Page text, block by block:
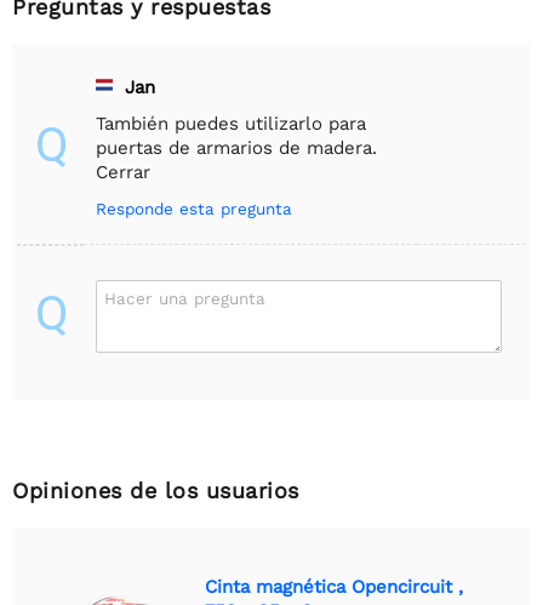
Preguntas y respuestas
Q
Jan
También puedes utilizarlo para
puertas de armarios de madera.
Cerrar
Responde esta pregunta
Q Hacer una pregunta
Opiniones de los usuarios
Cinta magnética Opencircuit ,